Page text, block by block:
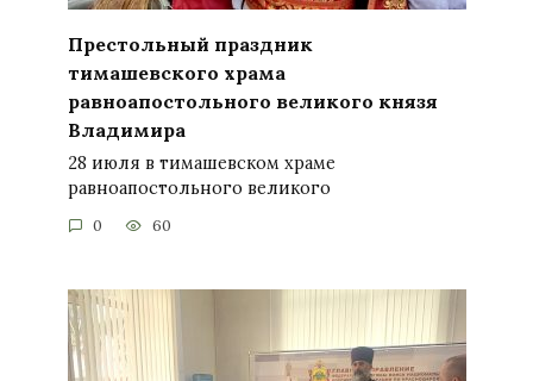
Престольный праздник
тимашевского храма
равноапостольного великого князя
Владимира
28 июля в тимашевском храме
равноапостольного великого
0 60